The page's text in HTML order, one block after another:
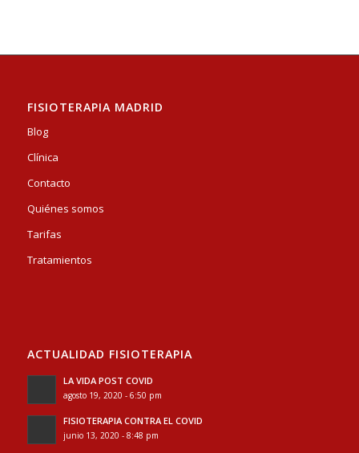
FISIOTERAPIA MADRID
Blog
Clínica
Contacto
Quiénes somos
Tarifas
Tratamientos
ACTUALIDAD FISIOTERAPIA
LA VIDA POST COVID
agosto 19, 2020 - 6:50 pm
FISIOTERAPIA CONTRA EL COVID
junio 13, 2020 - 8:48 pm